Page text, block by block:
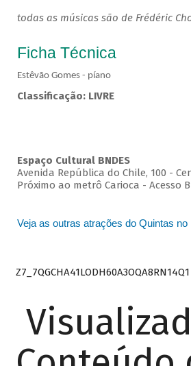
todas as músicas são de Frédéric
Ficha Técnica
Estêvão Gomes - píano
Classificação: LIVRE
Espaço Cultural BNDES
Avenida República do Chile, 100 -
Próximo ao metrô Carioca - Acesso B
Veja as outras atrações do Quintas no
Z7_7QGCHA41LODH60A3OQA8RN14Q1